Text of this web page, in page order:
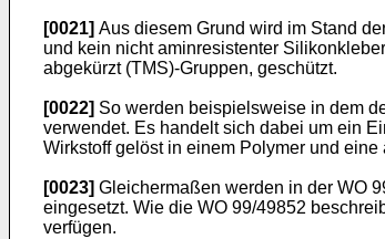
[0021] Aus diesem Grund wird im Stand
und kein nicht aminresistenter
abgekürzt (TMS)-Gruppen, geschützt.
[0022] So werden beispielsweise in dem
verwendet. Es handelt sich dabei um ein
Wirkstoff gelöst in einem Polymer und
[0023] Gleichermaßen werden in der WO
eingesetzt. Wie die WO 99/49852
verfügen.